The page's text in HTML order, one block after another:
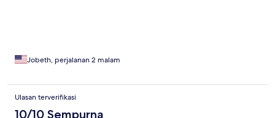
Jobeth, perjalanan 2 malam
Ulasan terverifikasi
10/10 Sempurna